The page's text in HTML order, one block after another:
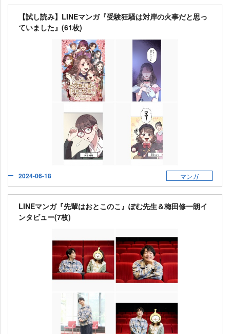
【試し読み】LINEマンガ『受験狂騒は対岸の火事だと思っ
ていました』(61枚)
2024-06-18 マンガ
LINEマンガ『先輩はおとこのこ』ぽむ先生＆梅田修一朗イ
ンタビュー(7枚)